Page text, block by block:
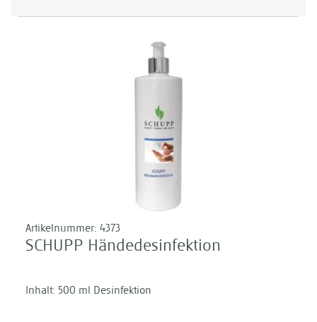
Artikelnummer: 4373
SCHUPP Händedesinfektion
Inhalt: 500 ml Desinfektion